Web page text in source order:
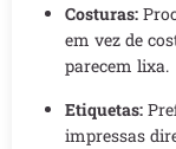
Costuras:
em vez de
parecem lixa.
Etiquetas:
impressas